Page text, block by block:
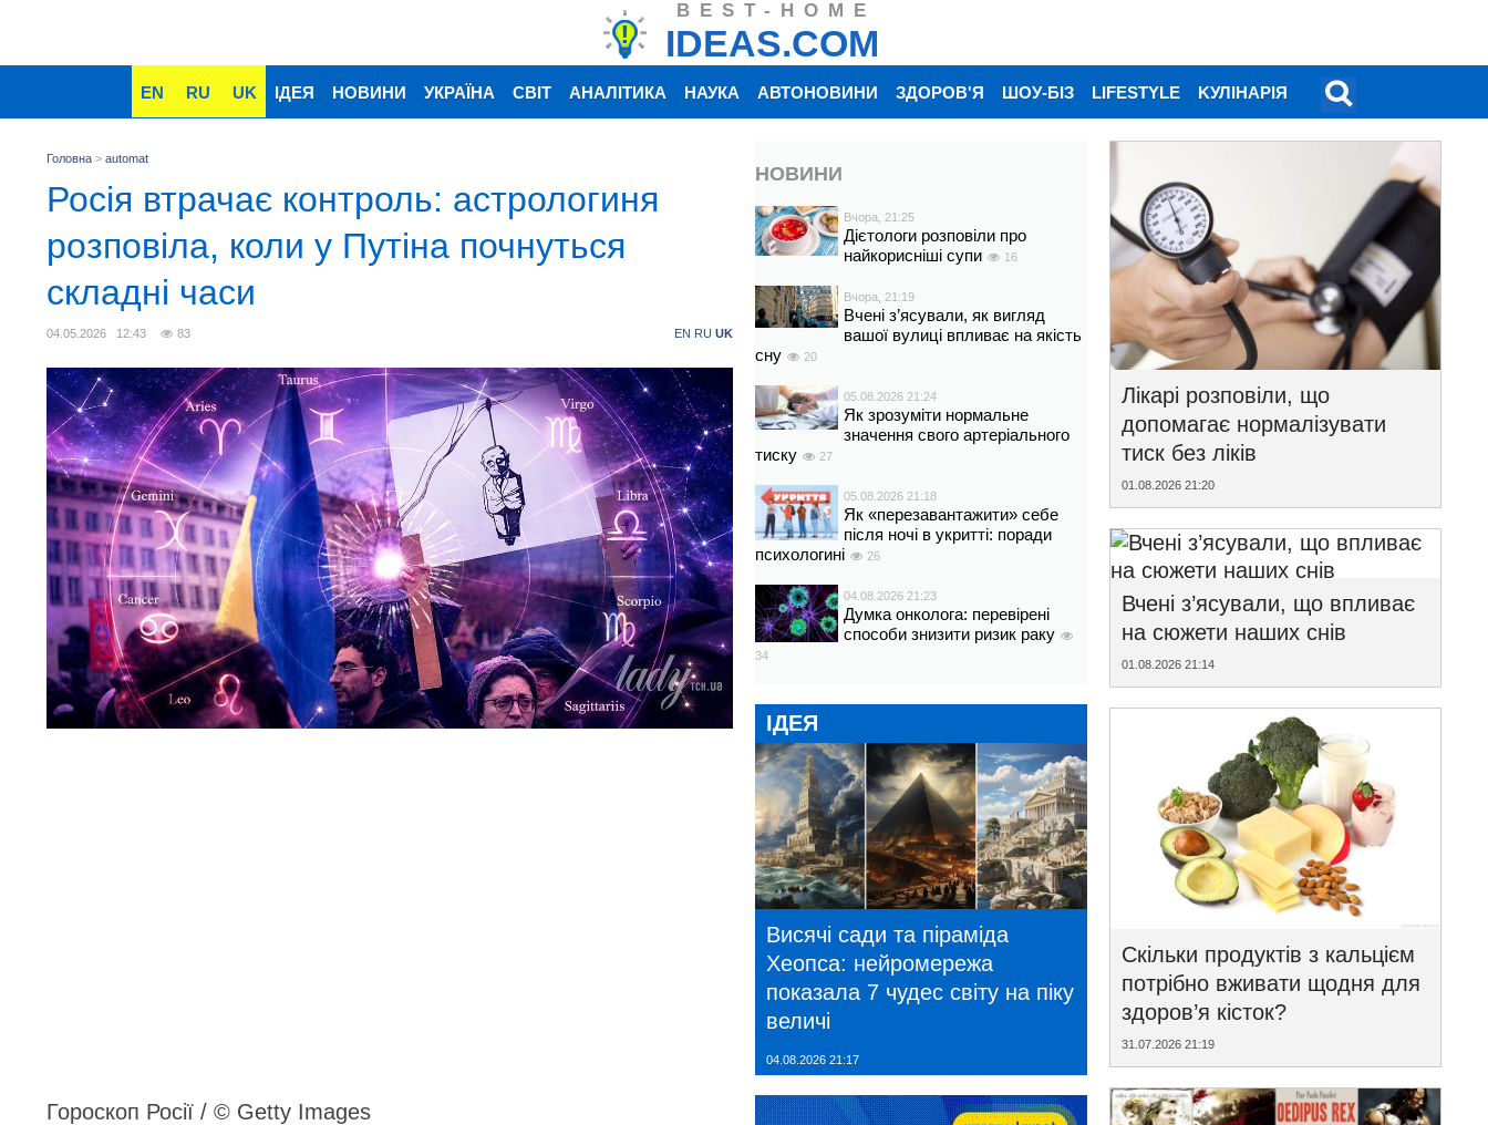
BEST-HOME
IDEAS.COM
EN RU UK ІДЕЯ НОВИНИ УКРАЇНА СВІТ АНАЛІТИКА НАУКА АВТОНОВИНИ ЗДОРОВ'Я ШОУ-БІЗ LIFESTYLE KУЛІНАРІЯ
Головна > automat
Росія втрачає контроль: астрологиня
розповіла, коли у Путіна почнуться
складні часи
04.05.2026 12:43 83 EN RU UK
Гороскоп Росії / © Getty Images
НОВИНИ
Вчора, 21:25
Дієтологи розповіли про
найкорисніші супи
16
Вчора, 21:19
Вчені з’ясували, як вигляд
вашої вулиці впливає на якість
сну
20
05.08.2026 21:24
Як зрозуміти нормальне
значення свого артеріального
тиску
27
05.08.2026 21:18
Як «перезавантажити» себе
після ночі в укритті: поради
психологині
26
04.08.2026 21:23
Думка онколога: перевірені
способи знизити ризик раку
34
ІДЕЯ
Висячі сади та піраміда
Хеопса: нейромережа
показала 7 чудес світу на піку
величі
04.08.2026 21:17
Лікарі розповіли, що
допомагає нормалізувати
тиск без ліків
01.08.2026 21:20
Вчені з’ясували, що впливає
на сюжети наших снів
01.08.2026 21:14
Скільки продуктів з кальцієм
потрібно вживати щодня для
здоров’я кісток?
31.07.2026 21:19